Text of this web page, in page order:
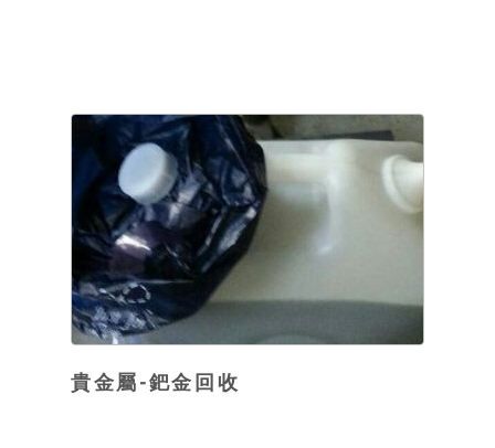
貴金屬-鈀金回收